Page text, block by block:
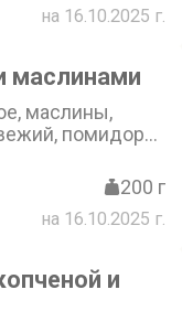
на 16.10.2025 г.
маслинами
маслины,
помидоры
200 г
на 16.10.2025 г.
и